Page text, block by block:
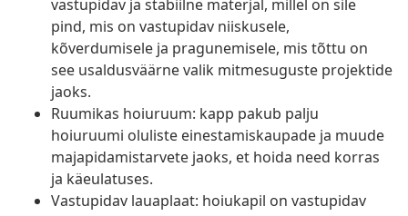
vastupidav ja stabiilne materjal, millel on sile
pind, mis on vastupidav niiskusele,
kõverdumisele ja pragunemisele, mis tõttu on
see usaldusväärne valik mitmesuguste projektide
jaoks.
Ruumikas hoiuruum: kapp pakub palju
hoiuruumi oluliste einestamiskaupade ja muude
majapidamistarvete jaoks, et hoida need korras
ja käeulatuses.
Vastupidav lauaplaat: hoiukapil on vastupidav